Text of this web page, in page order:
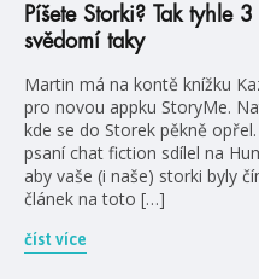
Píšete Storki? Tak tyhle
svědomí taky
Martin má na kontě knížku
pro novou appku StoryMe.
kde se do Storek pěkně
psaní chat fiction sdílel na
aby vaše (i naše) storki byly
článek na toto […]
číst více